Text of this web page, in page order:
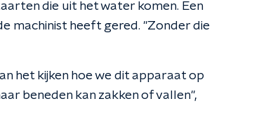
die uit het water komen. Een
machinist heeft gered. "Zonder die
het kijken hoe we dit apparaat op
beneden kan zakken of vallen",